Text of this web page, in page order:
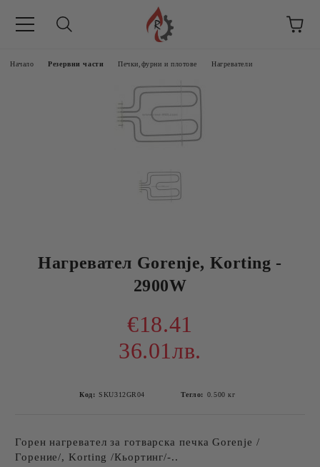
Начало Резервни части Печки,фурни и плотове Нагреватели
Нагревател Gorenje, Korting -
2900W
€18.41
36.01лв.
Код: SKU312GR04 Тегло: 0.500 кг
Горен нагревател за готварска печка Gorenje /
Горение/, Korting /Кьортинг/-..